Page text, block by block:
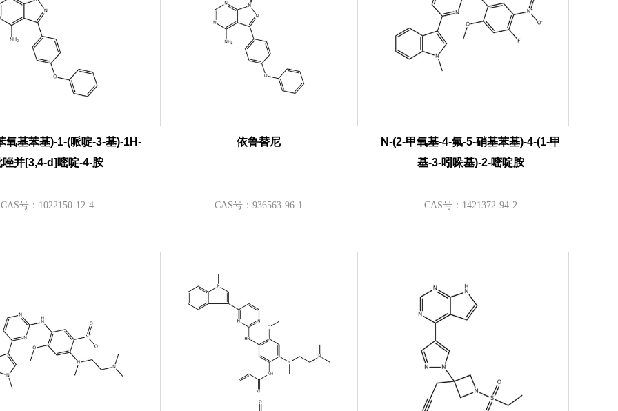
氧基苯基)-1-(哌啶-3-基)-1H-
唑并[3,4-d]嘧啶-4-胺
CAS号：1022150-12-4
依鲁替尼
CAS号：936563-96-1
N-(2-甲氧基-4-氟-5-硝基苯基)-4-(1-甲
基-3-吲哚基)-2-嘧啶胺
CAS号：1421372-94-2